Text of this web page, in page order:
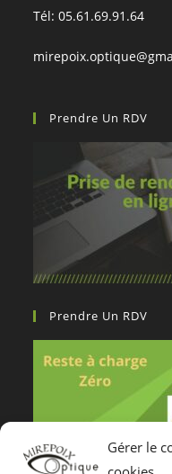
Gérer le
Tél: 05.61.69.91.64
Prendre Un RDV
Prendre Un RDV